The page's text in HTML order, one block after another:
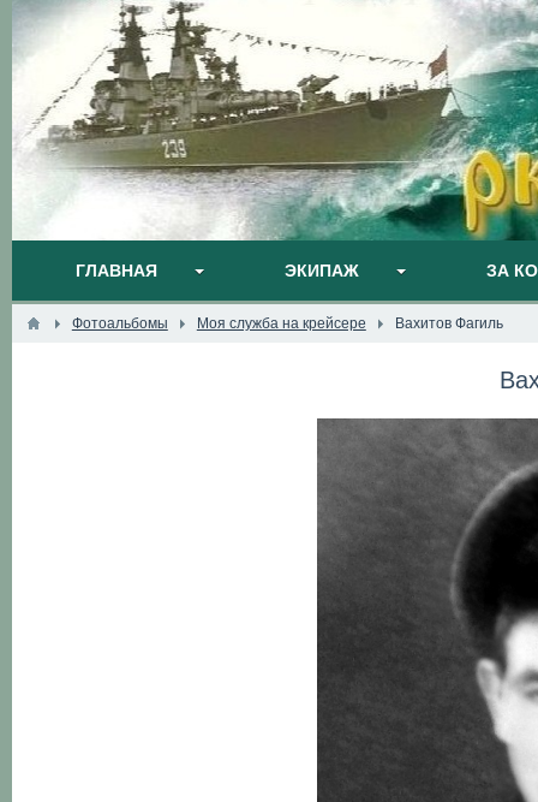
ГЛАВНАЯ ЭКИПАЖ ЗА
Фотоальбомы Моя служба на крейсере Вахитов Фагиль